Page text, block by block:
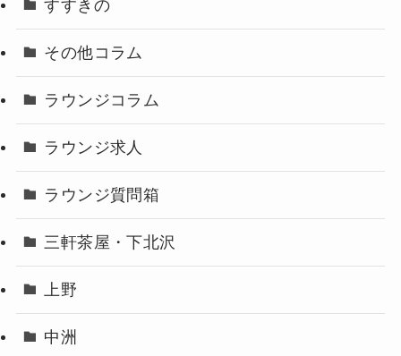
すすきの
その他コラム
ラウンジコラム
ラウンジ求人
ラウンジ質問箱
三軒茶屋・下北沢
上野
中洲